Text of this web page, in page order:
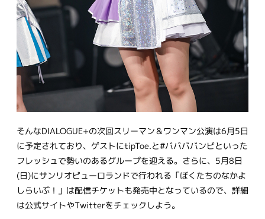
そんなDIALOGUE+の次回スリーマン＆ワンマン公演は6月5日
に予定されており、ゲストにtipToe.と#ババババンビといった
フレッシュで勢いのあるグループを迎える。さらに、5月8日
(日)にサンリオピューロランドで行われる「ぼくたちのなかよ
しらいぶ！」は配信チケットも発売中となっているので、詳細
は公式サイトやTwitterをチェックしよう。